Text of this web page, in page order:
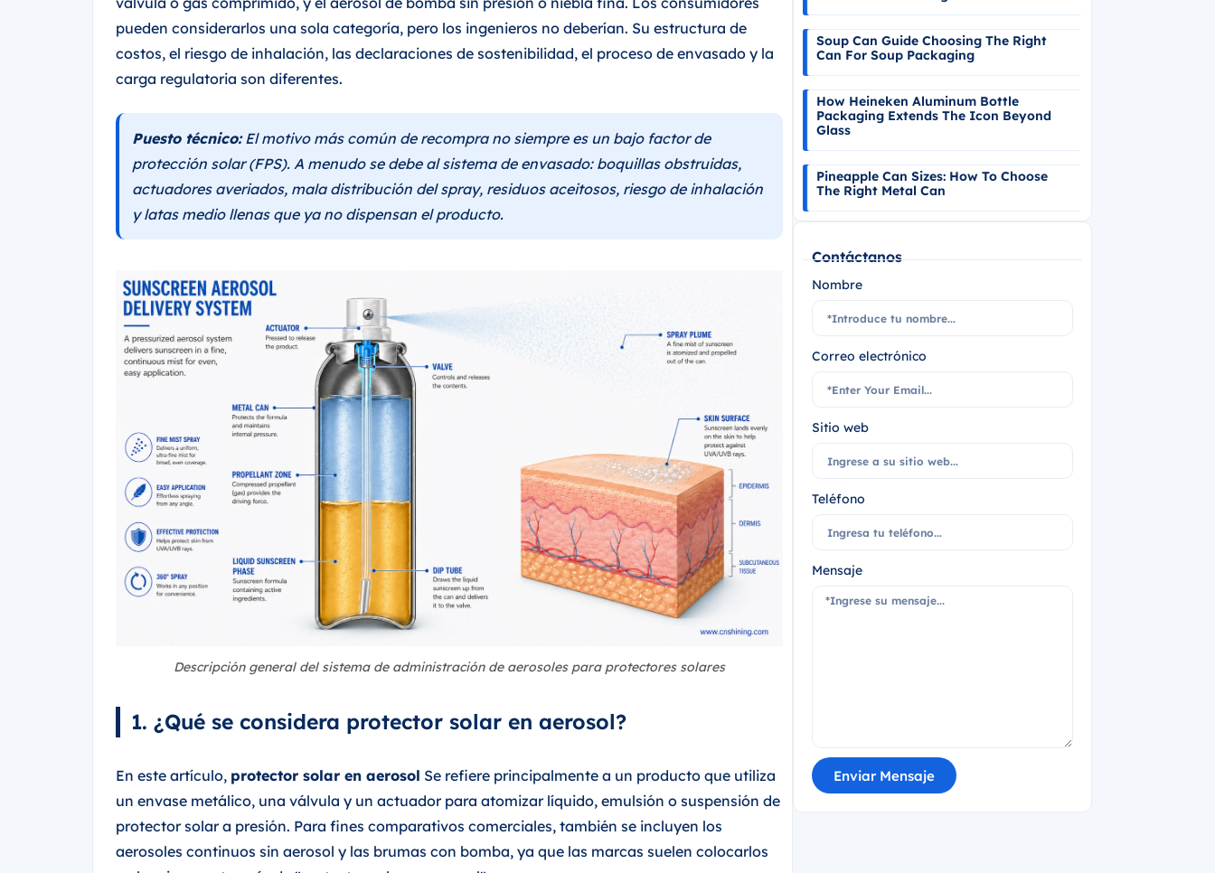
pueden considerarlos una sola categoría, pero los ingenieros no deberían. Su estructura de
costos, el riesgo de inhalación, las declaraciones de sostenibilidad, el proceso de envasado y la
carga regulatoria son diferentes.
Puesto técnico:El motivo más común de recompra no siempre es un bajo factor de
protección solar (FPS). A menudo se debe al sistema de envasado: boquillas obstruidas,
actuadores averiados, mala distribución del spray, residuos aceitosos, riesgo de inhalación
y latas medio llenas que ya no dispensan el producto.
Descripción general del sistema de administración de aerosoles para protectores solares
1. ¿Qué se considera protector solar en aerosol?
En este artículo, protector solar en aerosol Se refiere principalmente a un producto que utiliza
un envase metálico, una válvula y un actuador para atomizar líquido, emulsión o suspensión de
protector solar a presión. Para fines comparativos comerciales, también se incluyen los
aerosoles continuos sin aerosol y las brumas con bomba, ya que las marcas suelen colocarlos
Soup Can Guide Choosing The Right
Can For Soup Packaging
How Heineken Aluminum Bottle
Packaging Extends The Icon Beyond
Glass
Pineapple Can Sizes: How To Choose
The Right Metal Can
Contáctanos
Nombre
Correo electrónico
Sitio web
Teléfono
Mensaje
Enviar Mensaje